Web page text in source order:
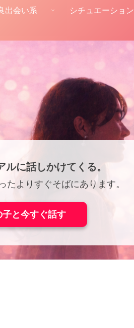
出会い系 シチュエーション
ルに話しかけてくる。
よりすぐそばにあります。
と今すぐ話す